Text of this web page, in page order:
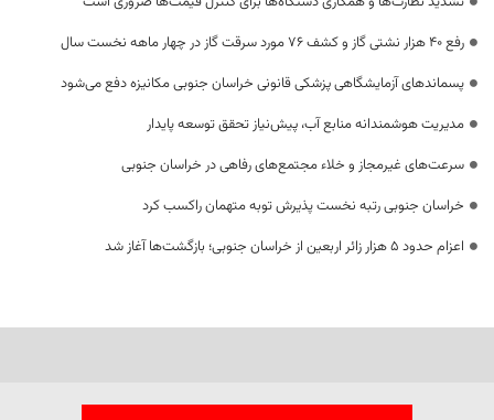
رفع 40 هزار نشتی گاز و کشف 76 مورد سرقت گاز در چهار ماهه نخست سال
پسماندهای آزمایشگاهی پزشکی قانونی خراسان جنوبی مکانیزه دفع می‌شود
مدیریت هوشمندانه منابع آب، پیش‌نیاز تحقق توسعه پایدار
سرعت‌های غیرمجاز و خلاء مجتمع‌های رفاهی در خراسان جنوبی
خراسان جنوبی رتبه نخست پذیرش توبه متهمان راکسب کرد
اعزام حدود 5 هزار زائر اربعین از خراسان جنوبی؛ بازگشت‌ها آغاز شد